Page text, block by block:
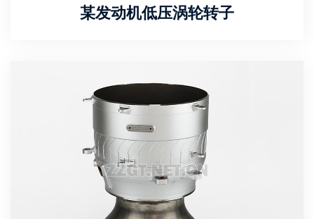
某发动机低压涡轮转子